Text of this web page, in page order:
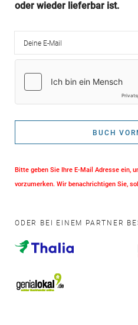
oder wieder lieferbar ist.
BUCH
Bitte geben Sie Ihre E-Mail Adresse ein,
vorzumerken. Wir benachrichtigen Sie,
ODER BEI EINEM PARTNER